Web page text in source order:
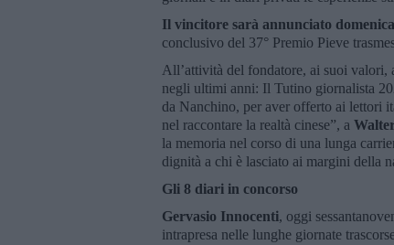
Il vincitore sarà annunciato
conclusivo del 37° Premio Pieve
All’attività del fondatore, ai suoi
negli ultimi anni: Il Tutino giornalista
da Nanchino, per aver offerto ai lettori
nel raccontare la realtà cinese”, a
la memoria nel corso di una lunga
dignità a chi è lasciato ai margini della
Gli 8 diari in concorso
Gervasio Innocenti, oggi
intrapresa nelle lunghe giornate